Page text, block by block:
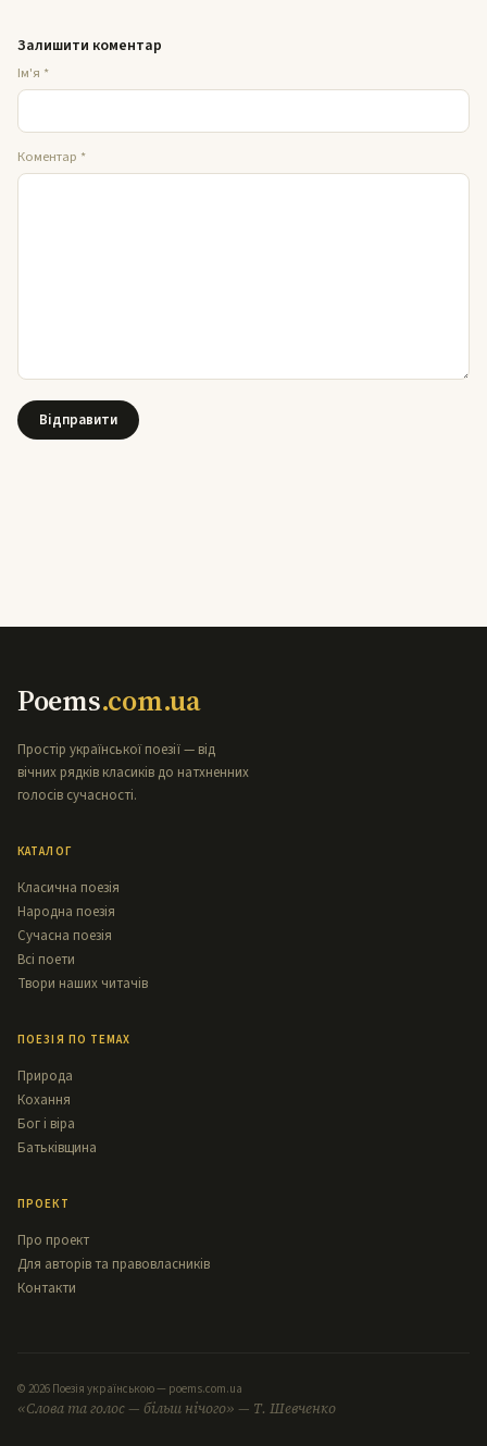
Залишити коментар
Ім'я *
Коментар *
Poems.com.ua
Простір української поезії — від
вічних рядків класиків до натхненних
голосів сучасності.
КАТАЛОГ
Класична поезія
Народна поезія
Сучасна поезія
Всі поети
Твори наших читачів
ПОЕЗІЯ ПО ТЕМАХ
Природа
Кохання
Бог і віра
Батьківщина
ПРОЕКТ
Про проект
Для авторів та правовласників
Контакти
© 2026 Поезія українською — poems.com.ua
«Слова та голос — більш нічого» — Т. Шевченко